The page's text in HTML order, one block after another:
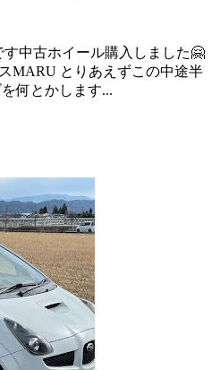
中古ホイール購入しました🤗
MARU とりあえずこの中途半
何とかします...